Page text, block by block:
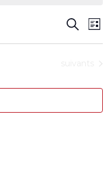
et
de
Liste